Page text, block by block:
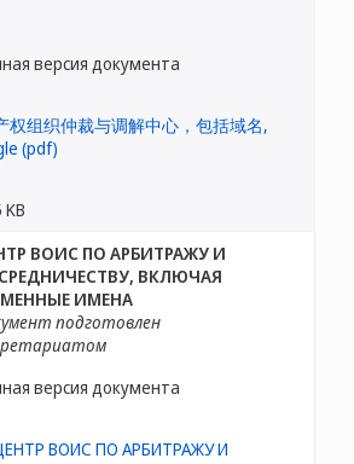
версия документа
KB
ВОИС ПО АРБИТРАЖУ И
ВКЛЮЧАЯ
ИМЕНА
подготовлен
версия документа